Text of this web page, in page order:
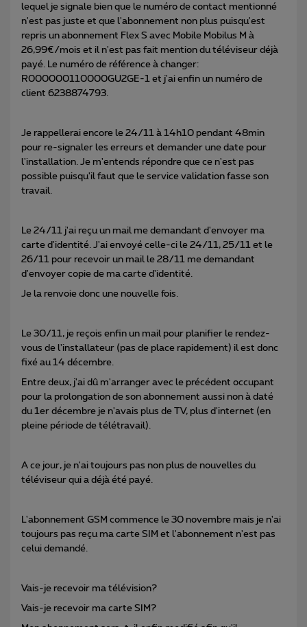
lequel je signale bien que le numéro de contact mentionné
n'est pas juste et que l'abonnement non plus puisqu'est
repris un abonnement Flex S avec Mobile Mobilus M à
26,99€/mois et il n'est pas fait mention du téléviseur déjà
payé. Le numéro de référence à changer:
R000000110000GU2GE-1 et j'ai enfin un numéro de
client 6238874793.
Je rappellerai encore le 24/11 à 14h10 pendant 48min
pour re-signaler les erreurs et demander une date pour
l'installation. Je m'entends répondre que ce n'est pas
possible puisqu'il faut que le service validation fasse son
travail.
Le 24/11 j'ai reçu un mail me demandant d'envoyer ma
carte d'identité. J'ai envoyé celle-ci le 24/11, 25/11 et le
26/11 pour recevoir un mail le 28/11 me demandant
d'envoyer copie de ma carte d'identité.
Je la renvoie donc une nouvelle fois.
Le 30/11, je reçois enfin un mail pour planifier le rendez-
vous de l'installateur (pas de place rapidement) il est donc
fixé au 14 décembre.
Entre deux, j'ai dû m'arranger avec le précédent occupant
pour la prolongation de son abonnement aussi non à daté
du 1er décembre je n'avais plus de TV, plus d'internet (en
pleine période de télétravail).
A ce jour, je n'ai toujours pas non plus de nouvelles du
téléviseur qui a déjà été payé.
L'abonnement GSM commence le 30 novembre mais je n'ai
toujours pas reçu ma carte SIM et l'abonnement n'est pas
celui demandé.
Vais-je recevoir ma télévision?
Vais-je recevoir ma carte SIM?